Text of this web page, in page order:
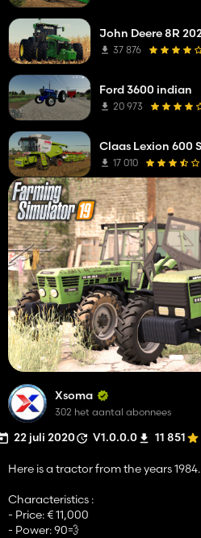
Xsoma
302 het aantal abonnees
22 juli 2020 V1.0.0.0 11 851
Here is a tractor from the years
Characteristics :
- Price: € 11,000
- Power: 90💨
John Deere 8R
37 876
Ford 3600 indian
20 973
Claas Lexion 600
17 010